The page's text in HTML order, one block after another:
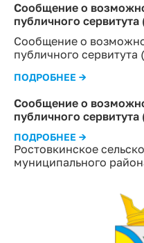
Ростовкинское
муниципального
Сообщение о
публичного
Сообщение о
публичного сервитута
ПОДРОБНЕЕ →
Сообщение о
публичного
ПОДРОБНЕЕ →